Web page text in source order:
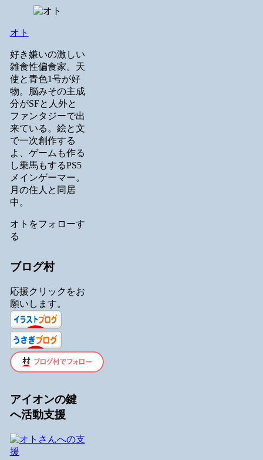
オト
好き嫌いの激しい
雑食性偏食家。天
使と青色1号が好
物。脳みその主成
分がSFと人外と
ファンタジーで出
来ている。絵と文
で一次創作する
よ、ゲームも作る
し乗馬もするPS5
メインゲーマー。
月の住人と同居
中。
オトをフォローす
る
ブログ村
応援クリックをお
願いします。
アイオンの鍵
へ活動支援